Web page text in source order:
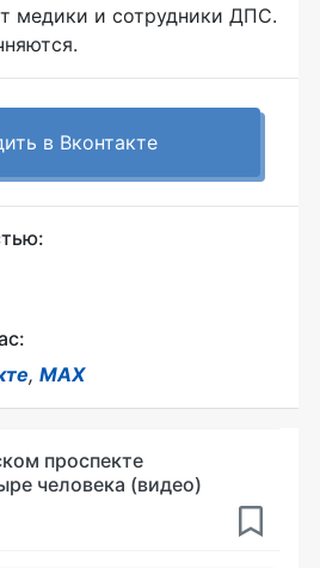
медики и сотрудники ДПС.
в Вконтакте
, MAX
проспекте
человека (видео)